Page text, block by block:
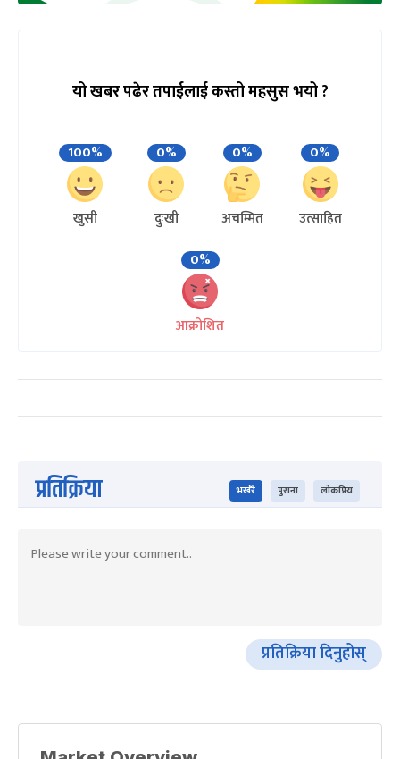
यो खबर पढेर तपाईलाई कस्तो महसुस भयो ?
100%
खुसी
0%
दुःखी
0%
अचम्मित
0%
उत्साहित
0%
आक्रोशित
प्रतिक्रिया भर्खरै पुराना लोकप्रिय
प्रतिक्रिया दिनुहोस्